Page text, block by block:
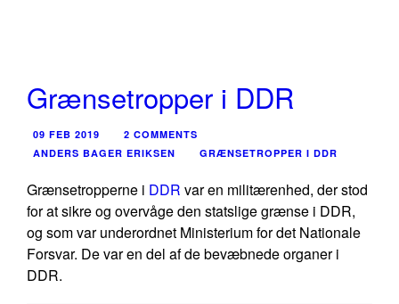
Grænsetropper i DDR
09 FEB 2019
2 COMMENTS
ANDERS BAGER ERIKSEN
GRÆNSETROPPER I DDR
Grænsetropperne i DDR var en militærenhed, der stod
for at sikre og overvåge den statslige grænse i DDR,
og som var underordnet Ministerium for det Nationale
Forsvar. De var en del af de bevæbnede organer i
DDR.